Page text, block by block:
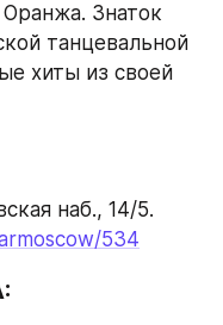
Знаток
танцевальной
хиты из своей
наб., 14/5.
534